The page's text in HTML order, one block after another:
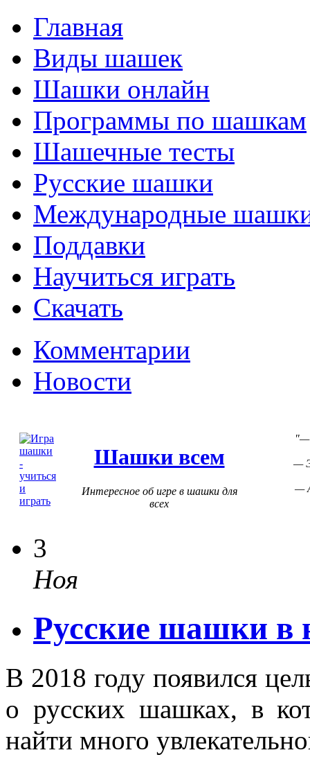
Главная
Виды шашек
Шашки онлайн
Программы по шашкам
Шашечные тесты
Русские шашки
Международные
Поддавки
Научиться играть
Скачать
Комментарии
Новости
Шашки всем
Интересное об игре в шашки для
всех
—
—
—
3
Ноя
Русские шашки в
В 2018 году появился
о русских шашках, в
найти много